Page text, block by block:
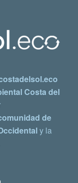
Costa del
de
y la